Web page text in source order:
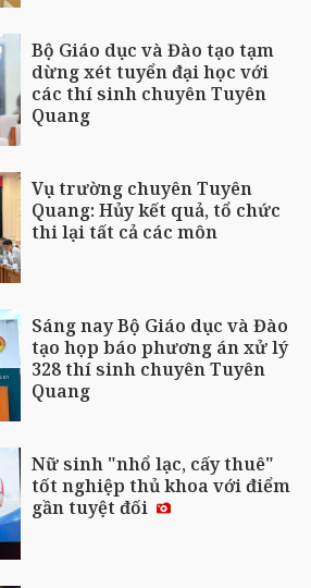
Bộ Giáo dục và Đào tạo tạm
dừng xét tuyển đại học với
các thí sinh chuyên Tuyên
Quang
Vụ trường chuyên Tuyên
Quang: Hủy kết quả, tổ chức
thi lại tất cả các môn
Sáng nay Bộ Giáo dục và Đào
tạo họp báo phương án xử lý
328 thí sinh chuyên Tuyên
Quang
Nữ sinh "nhổ lạc, cấy thuê"
tốt nghiệp thủ khoa với điểm
gần tuyệt đối